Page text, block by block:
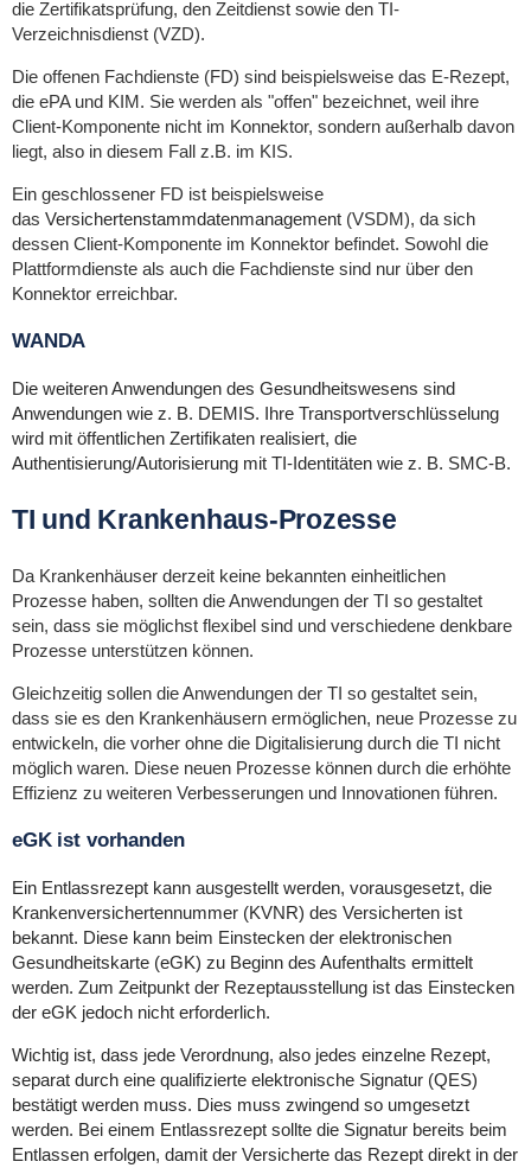
die Zertifikatsprüfung, den Zeitdienst sowie den TI-
Verzeichnisdienst (VZD).
Die offenen Fachdienste (FD) sind beispielsweise das E-Rezept,
die ePA und KIM. Sie werden als "offen" bezeichnet, weil ihre
Client-Komponente nicht im Konnektor, sondern außerhalb davon
liegt, also in diesem Fall z.B. im KIS.
Ein geschlossener FD ist beispielsweise
das Versichertenstammdatenmanagement(VSDM), da sich
dessen Client-Komponente im Konnektor befindet. Sowohl die
Plattformdienste als auch die Fachdienste sind nur über den
Konnektor erreichbar.
WANDA
Die weiteren Anwendungen des Gesundheitswesens sind
Anwendungen wie z. B. DEMIS. Ihre Transportverschlüsselung
wird mit öffentlichen Zertifikaten realisiert, die
Authentisierung/Autorisierung mit TI-Identitäten wie z. B. SMC-B.
TI und Krankenhaus-Prozesse
Da Krankenhäuser derzeit keine bekannten einheitlichen
Prozesse haben, sollten die Anwendungen der TI so gestaltet
sein, dass sie möglichst flexibel sind und verschiedene denkbare
Prozesse unterstützen können.
Gleichzeitig sollen die Anwendungen der TI so gestaltet sein,
dass sie es den Krankenhäusern ermöglichen, neue Prozesse zu
entwickeln, die vorher ohne die Digitalisierung durch die TI nicht
möglich waren. Diese neuen Prozesse können durch die erhöhte
Effizienz zu weiteren Verbesserungen und Innovationen führen.
eGK ist vorhanden
Ein Entlassrezept kann ausgestellt werden, vorausgesetzt, die
Krankenversichertennummer (KVNR) des Versicherten ist
bekannt. Diese kann beim Einstecken der elektronischen
Gesundheitskarte (eGK) zu Beginn des Aufenthalts ermittelt
werden. Zum Zeitpunkt der Rezeptausstellung ist das Einstecken
der eGK jedoch nicht erforderlich.
Wichtig ist, dass jede Verordnung, also jedes einzelne Rezept,
separat durch eine qualifizierte elektronische Signatur (QES)
bestätigt werden muss. Dies muss zwingend so umgesetzt
werden. Bei einem Entlassrezept sollte die Signatur bereits beim
Entlassen erfolgen, damit der Versicherte das Rezept direkt in der